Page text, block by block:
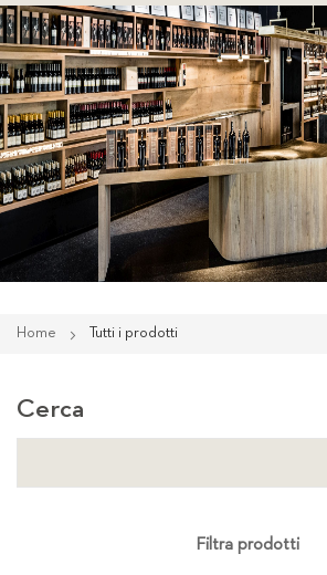
Salta
al
contenuto
Home Tutti i prodotti
Cerca
Filtra prodotti